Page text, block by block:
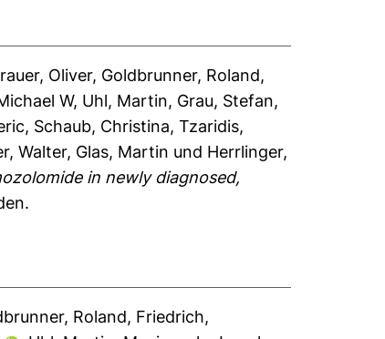
Oliver, Goldbrunner, Roland,
W, Uhl, Martin, Grau, Stefan,
, Schaub, Christina,Tzaridis,
Walter, Glas, Martin und Herrlinger,
in newly diagnosed,
Roland, Friedrich,